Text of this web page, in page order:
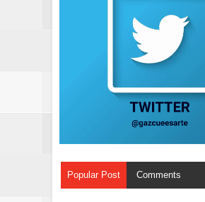
Popular Post Comments